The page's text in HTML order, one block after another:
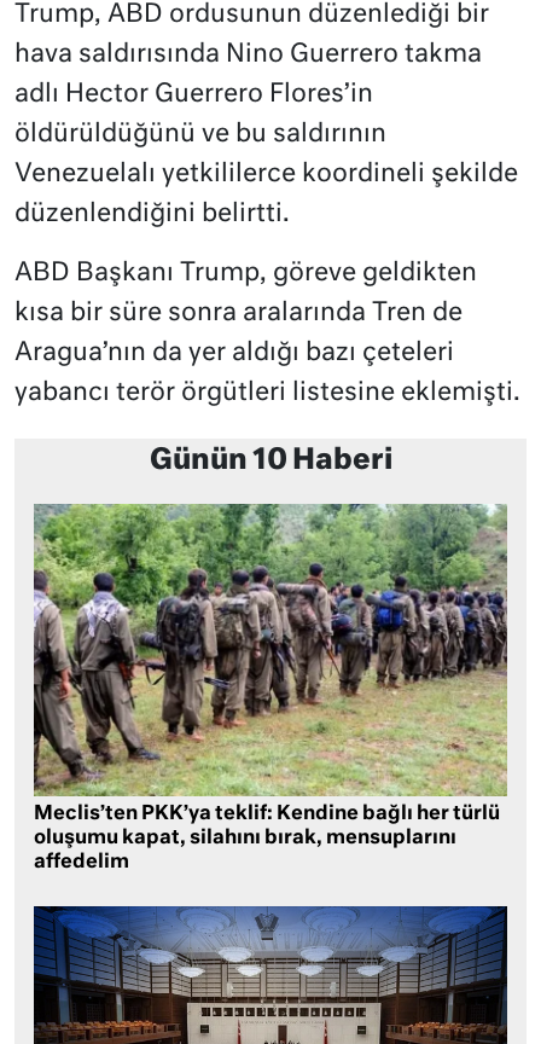
Trump, ABD ordusunun düzenlediği bir
hava saldırısında Nino Guerrero takma
adlı Hector Guerrero Flores’in
öldürüldüğünü ve bu saldırının
Venezuelalı yetkililerce koordineli şekilde
düzenlendiğini belirtti.
ABD Başkanı Trump, göreve geldikten
kısa bir süre sonra aralarında Tren de
Aragua’nın da yer aldığı bazı çeteleri
yabancı terör örgütleri listesine eklemişti.
Günün 10 Haberi
Meclis’ten PKK’ya teklif: Kendine bağlı her türlü
oluşumu kapat, silahını bırak, mensuplarını
affedelim